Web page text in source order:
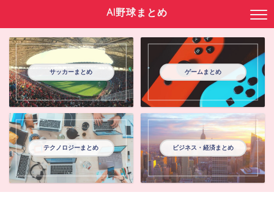
AI野球まとめ
サッカーまとめ ゲームまとめ
テクノロジーまとめ ビジネス・経済まとめ